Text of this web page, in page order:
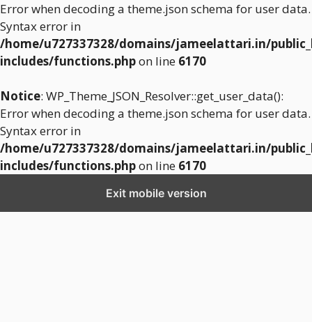
Error when decoding a theme.json schema for user data.
Syntax error in
/home/u727337328/domains/jameelattari.in/
includes/functions.phpon line 6170
Notice: WP_Theme_JSON_Resolver::get_user_data():
Error when decoding a theme.json schema for user data.
Syntax error in
/home/u727337328/domains/jameelattari.in/
includes/functions.phpon line 6170
Exit mobile version